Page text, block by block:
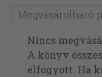
Megvásárolható
Nincs
A könyv
elfogyott. Ha